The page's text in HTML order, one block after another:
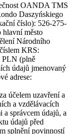
OANDA TMS
Daszyńskiego
číslo): 526-275-
hlavní město
Národního
KRS:
PLN (plně
údajů jmenovaný
adrese:
účelem uzavření a
a vzdělávacích
a správcem údajů, a
údajů před
splnění povinností